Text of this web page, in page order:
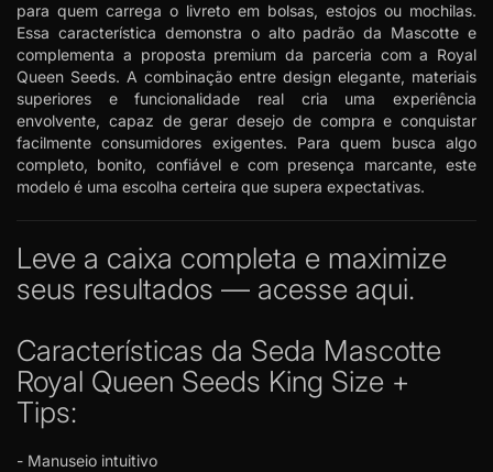
para quem carrega o livreto em bolsas, estojos ou mochilas.
Essa característica demonstra o alto padrão da Mascotte e
complementa a proposta premium da parceria com a Royal
Queen Seeds. A combinação entre design elegante, materiais
superiores e funcionalidade real cria uma experiência
envolvente, capaz de gerar desejo de compra e conquistar
facilmente consumidores exigentes. Para quem busca algo
completo, bonito, confiável e com presença marcante, este
modelo é uma escolha certeira que supera expectativas.
Leve a caixa completa e maximize
seus resultados — acesse aqui.
Características da Seda Mascotte
Royal Queen Seeds King Size +
Tips:
- Manuseio intuitivo